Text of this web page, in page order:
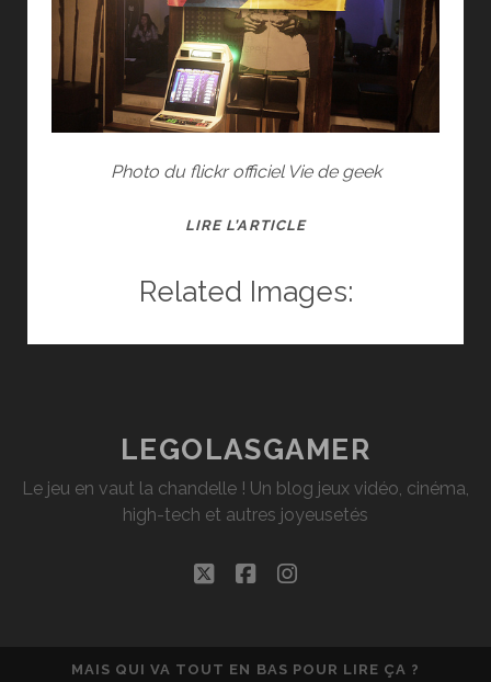
Photo du flickr officiel Vie de geek
LIRE L’ARTICLESOIRÉE
[ARCHIVE]
Related Images:
LEGOLASGAMER
Le jeu en vaut la chandelle ! Un blog jeux vidéo, cinéma,
high-tech et autres joyeusetés
twitterfacebookinstagram
MAIS QUI VA TOUT EN BAS POUR LIRE ÇA ?